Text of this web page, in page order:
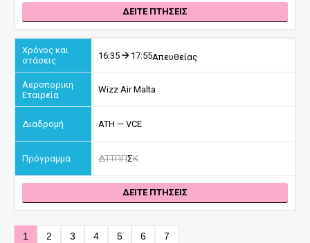
ΔΕΙΤΕ ΠΤΗΣΕΙΣ
16:35 17:55Απευθείας
Wizz Air Malta
ATH — VCE
ΔΤΤΠΠΣΚ
ΔΕΙΤΕ ΠΤΗΣΕΙΣ
1 2 3 4 5 6 7